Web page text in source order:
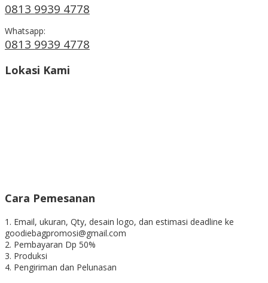
0813 9939 4778
Whatsapp:
0813 9939 4778
Lokasi Kami
Cara Pemesanan
1. Email, ukuran, Qty, desain logo, dan estimasi deadline ke
goodiebagpromosi@gmail.com
2. Pembayaran Dp 50%
3. Produksi
4. Pengiriman dan Pelunasan